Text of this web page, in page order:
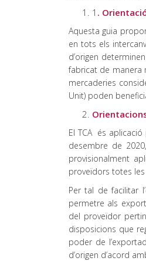
1 .
Aquesta guia
en tots els
d’origen
fabricat de manera
mercaderies
Unit) poden
El TCA és
desembre de
provisionalment
proveïdors totes
Per tal de facilitar
permetre als
del proveïdor
disposicions que
poder de
d’origen d’acord